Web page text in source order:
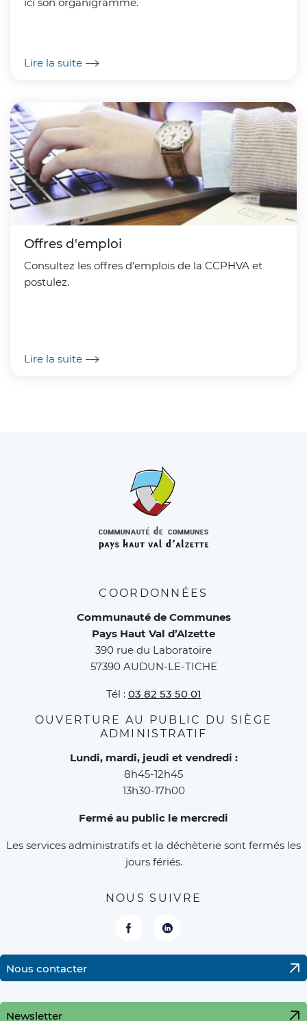
Lire la suite
Offres d'emploi
Consultez les offres d'emplois de la CCPHVA et
postulez.
Lire la suite
COORDONNÉES
Communauté de Communes
Pays Haut Val d’Alzette
390 rue du Laboratoire
57390 AUDUN-LE-TICHE
Tél : 03 82 53 50 01
OUVERTURE AU PUBLIC DU SIÈGE
ADMINISTRATIF
Lundi, mardi, jeudi et vendredi :
8h45-12h45
13h30-17h00
Fermé au public le mercredi
Les services administratifs et la déchèterie sont fermés les
jours fériés.
NOUS SUIVRE
FacebookLinkedIn
Nous contacter
Newsletter